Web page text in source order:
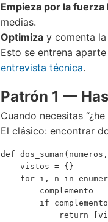
Empieza por la fuerza
medias.
Optimiza y comenta
Esto se entrena
entrevista técnica.
Patrón 1 —
Cuando necesitas
El clásico: encontrar
def
vistos = {}
for i, n in
complemento =
if
return